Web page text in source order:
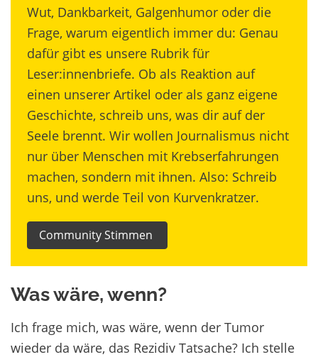
Wut, Dankbarkeit, Galgenhumor oder die
Frage, warum eigentlich immer du: Genau
dafür gibt es unsere Rubrik für
Leser:innenbriefe. Ob als Reaktion auf
einen unserer Artikel oder als ganz eigene
Geschichte, schreib uns, was dir auf der
Seele brennt. Wir wollen Journalismus nicht
nur über Menschen mit Krebserfahrungen
machen, sondern mit ihnen. Also: Schreib
uns, und werde Teil von Kurvenkratzer.
Community Stimmen
Was wäre, wenn?
Ich frage mich, was wäre, wenn der Tumor
wieder da wäre, das Rezidiv Tatsache? Ich stelle